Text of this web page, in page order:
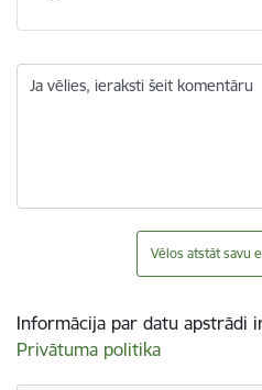
Ja vēlies, ieraksti šeit komentāru
Vēlos atstāt savu
Informācija par datu apstrādi
Privātuma politika